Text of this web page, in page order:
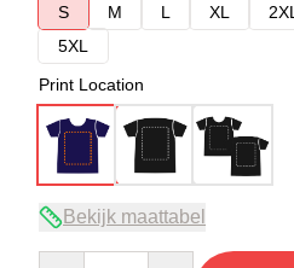
S
M L XL 2XL
5XL
Print Location
Bekijk maattabel